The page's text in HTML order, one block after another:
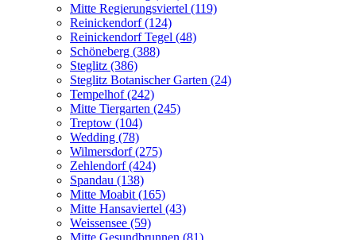
Mitte Regierungsviertel (119)
Reinickendorf (124)
Reinickendorf Tegel (48)
Schöneberg (388)
Steglitz (386)
Steglitz Botanischer Garten (24)
Tempelhof (242)
Mitte Tiergarten (245)
Treptow (104)
Wedding (78)
Wilmersdorf (275)
Zehlendorf (424)
Spandau (138)
Mitte Moabit (165)
Mitte Hansaviertel (43)
Weissensee (59)
Mitte Gesundbrunnen (81)